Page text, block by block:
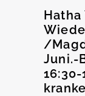
Hatha
/
Juni.-
16:30-